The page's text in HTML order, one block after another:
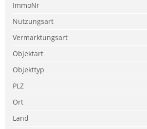
ImmoNr
Nutzungsart
Vermarktungsart
Objektart
Objekttyp
PLZ
Ort
Land